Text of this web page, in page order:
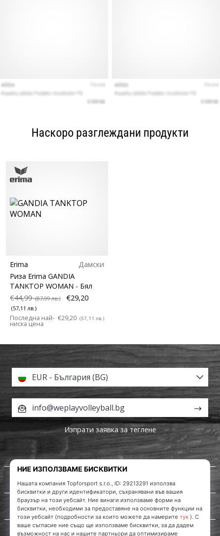
Наскоро разглеждани продукти
Erima
Дамски
Риза Erima GANDIA
TANKTOP WOMAN - Бял
€44,99(87,99 лв.) €29,20
(57,11 лв.)
Последна най-
ниска цена
€29,20 (57,11 лв.)
За нас
Обслужване на клиенти
EUR - България (BG)
info@weplayvolleyball.bg
Изпрати заявка за теглене